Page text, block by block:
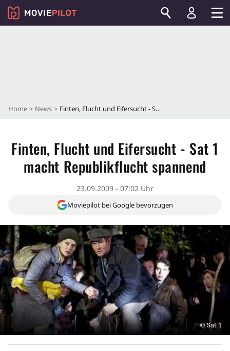
Home News Finten, Flucht und Eifersucht - Sat 1 macht Republikflucht spannend
Finten, Flucht und Eifersucht - Sat 1
macht Republikflucht spannend
23.09.2009 - 07:02 Uhr
Moviepilot bei Google bevorzugen
Sat 1